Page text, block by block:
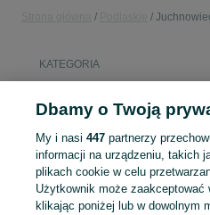
KATEGORIA
Popularne
Dbamy o Twoją
My i nasi 447partnerzy
informacji na urządzeniu, takich
plikach cookie w celu
Użytkownik może zaakceptować
klikając poniżej lub w dowolnym